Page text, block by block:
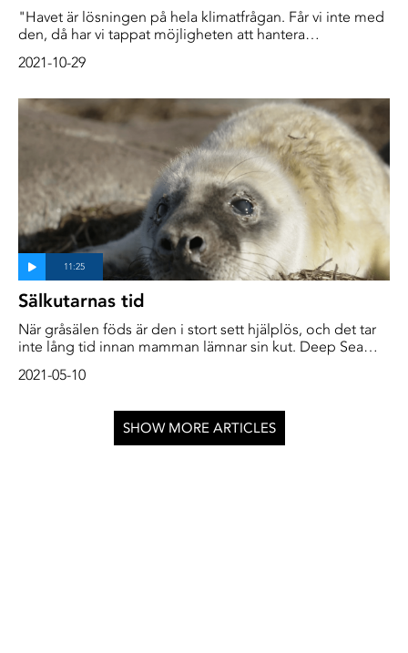
"Havet är lösningen på hela klimatfrågan. Får vi inte med
den, då har vi tappat möjligheten att hantera
2021-10-29
Sälkutarnas tid
När gråsälen föds är den i stort sett hjälplös, och det tar
inte lång tid innan mamman lämnar sin kut. Deep Sea
2021-05-10
SHOW MORE ARTICLES